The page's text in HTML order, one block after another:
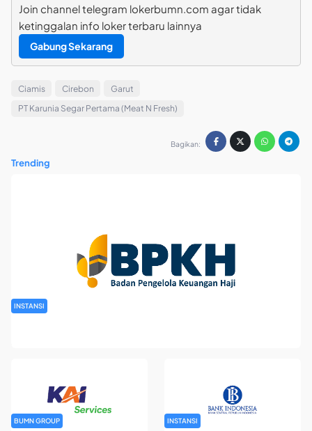
Join channel telegram lokerbumn.com agar tidak
ketinggalan info loker terbaru lainnya
Gabung Sekarang
Ciamis Cirebon
Garut
PT Karunia Segar Pertama (Meat N Fresh)
Bagikan:
Trending
INSTANSI
BUMN GROUP INSTANSI